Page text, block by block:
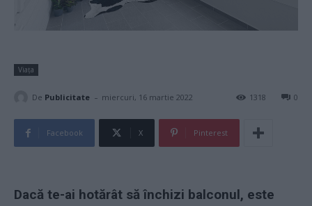
Viața
De Publicitate - miercuri, 16 martie 2022 0
1318
Facebook X Pinterest
Dacă te-ai hotărât să închizi balconul, este